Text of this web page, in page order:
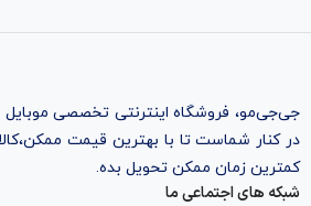
در کنار شماست تا با بهترین قیمت
کمترین زمان ممکن تحویل بده.
شبکه های اجتماعی ما